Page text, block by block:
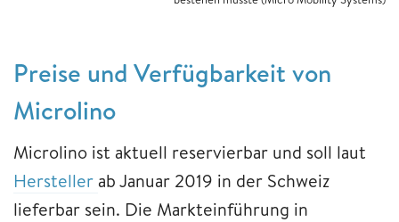
Preise und Verfügbarkeit von
Microlino
Microlino ist aktuell reservierbar und soll laut
Hersteller ab Januar 2019 in der Schweiz
lieferbar sein. Die Markteinführung in